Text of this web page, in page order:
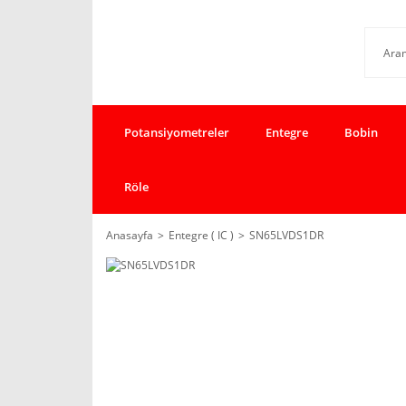
Potansiyometreler Entegre Bobin
Röle
Anasayfa Entegre ( IC )
SN65LVDS1DR